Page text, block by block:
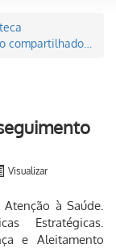
compartilhado…
Visualizar
à Saúde.
Estratégicas.
e Aleitamento